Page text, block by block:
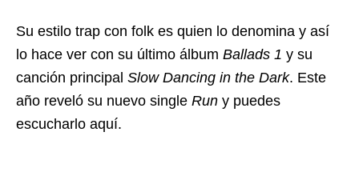
Su estilo trap con folk es quien lo denomina y así
lo hace ver con su último álbum Ballads 1 y su
canción principal Slow Dancing in the Dark. Este
año reveló su nuevo single Run y puedes
escucharlo aquí.